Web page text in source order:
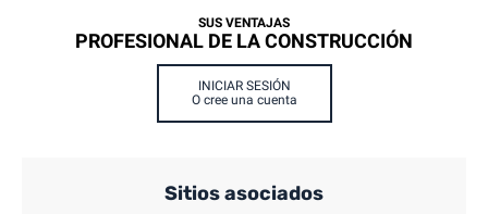
SUS VENTAJAS
PROFESIONAL DE LA CONSTRUCCIÓN
INICIAR SESIÓN
O cree una cuenta
Sitios asociados